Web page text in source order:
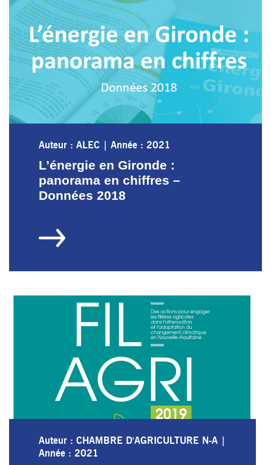
Auteur : ALEC | Année : 2021
L’énergie en Gironde :
panorama en chiffres –
Données 2018
Auteur : CHAMBRE D'AGRICULTURE N-A |
Année : 2021